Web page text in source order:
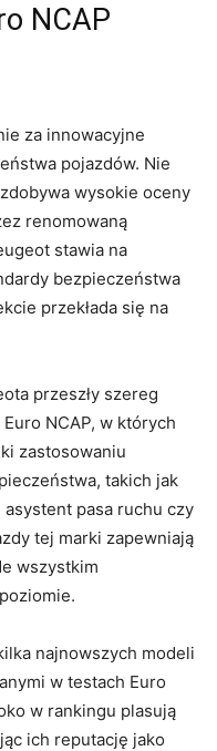
NCAP
⁢za innowacyjne
pojazdów.‌ Nie
wysokie oceny
renomowaną
stawia na
⁢bezpieczeństwa
przekłada ⁤się na
przeszły‌ szereg⁤
NCAP, w których‌
zastosowaniu
‍takich jak
pasa ruchu czy
tej marki zapewniają
wszystkim
najnowszych modeli
w‌ testach Euro
w rankingu plasują
ich reputację ⁤jako⁣